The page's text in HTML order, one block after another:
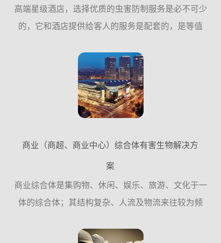
高端星级酒店，选择优质的虫害防制服务是必不可少
的，它和酒店提供给客人的服务是配套的，是等值
闲、安逸场所。它一定不是最贵的，但它一定是可靠
的，值得您信赖的，...
商业（商超、商业中心）综合体有害生物解决方
案
商业综合体是集购物、休闲、娱乐、旅游、文化于一
体的综合体；其结构复杂、人流及物流来往较为频
统、线路系统、绿化系统、仓储、店面、停车场、垃